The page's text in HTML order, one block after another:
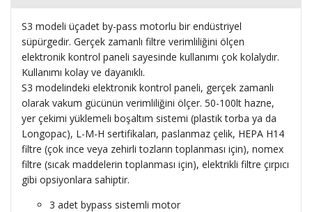
S3 modeli üçadet by-pass motorlu bir endüstriyel
süpürgedir. Gerçek zamanlı filtre verimliliğini ölçen
elektronik kontrol paneli sayesinde kullanımı çok kolalydır.
Kullanımı kolay ve dayanıklı.
S3 modelindeki elektronik kontrol paneli, gerçek zamanlı
olarak vakum gücünün verimliliğini ölçer. 50-100lt hazne,
yer çekimi yüklemeli boşaltım sistemi (plastik torba ya da
Longopac), L-M-H sertifikaları, paslanmaz çelik, HEPA H14
filtre (çok ince veya zehirli tozların toplanması için), nomex
filtre (sıcak maddelerin toplanması için), elektrikli filtre çırpıcı
gibi opsiyonlara sahiptir.
3 adet bypass sistemli motor